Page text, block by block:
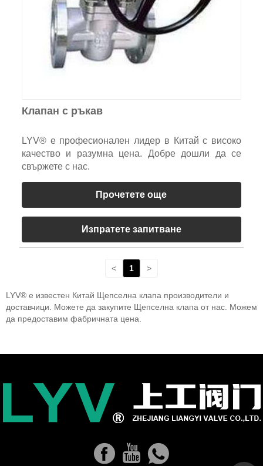
Клапан с ръкав
LYV® е професионален лидер в Китай с високо
качество и разумна цена. Добре дошли да се
свържете с нас.
Прочетете още
Изпратете запитване
< 1 >
LYV® е известен Китай Щепселна клапа производители и
доставчици. Можете да закупите Щепселна клапа от нас. Можем
да предоставим фабричната цена.